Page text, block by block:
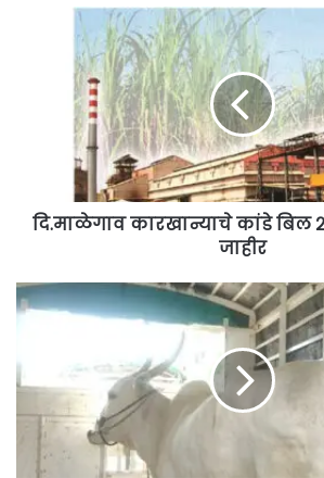
दि.माळेगाव कारखान्याचे कांडे बिल
जाहीर
बारामती
शहर
धडाकेबाज
कारवाई;
पिकअपसह